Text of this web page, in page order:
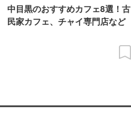
中目黒のおすすめカフェ8選！古
民家カフェ、チャイ専門店など